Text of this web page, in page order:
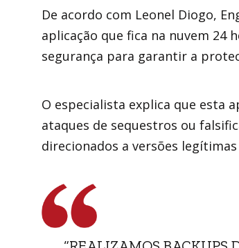
De acordo com Leonel Diogo,
aplicação que fica na nuvem 24
segurança para garantir a
O especialista explica que esta
ataques de sequestros ou
direcionados a versões